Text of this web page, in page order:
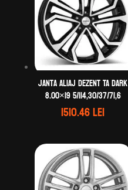
Janta aliaj DEZENT TA dark
8.00×19 5/114,30/37/71,6
1510.46lei